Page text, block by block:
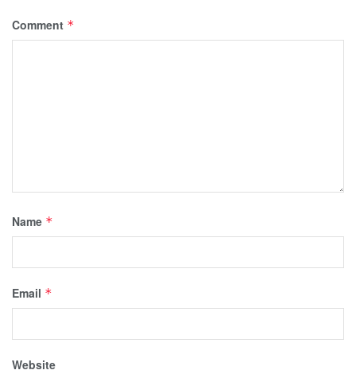
Comment *
Name *
Email *
Website